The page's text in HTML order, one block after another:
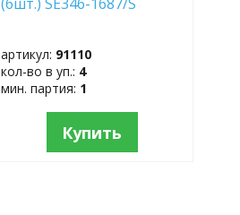
артикул: 91110
кол-во в уп.: 4
мин. партия: 1
Купить